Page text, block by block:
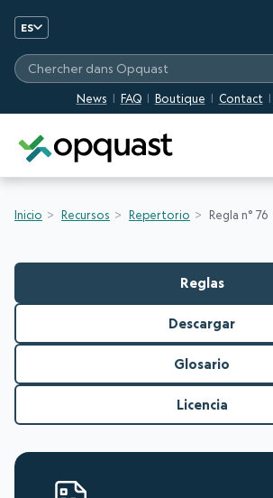
ES
News FAQ Boutique Contact
Chercher dans Opquast
Inicio Recursos Repertorio Regla n° 76
Reglas
Descargar
Glosario
Licencia